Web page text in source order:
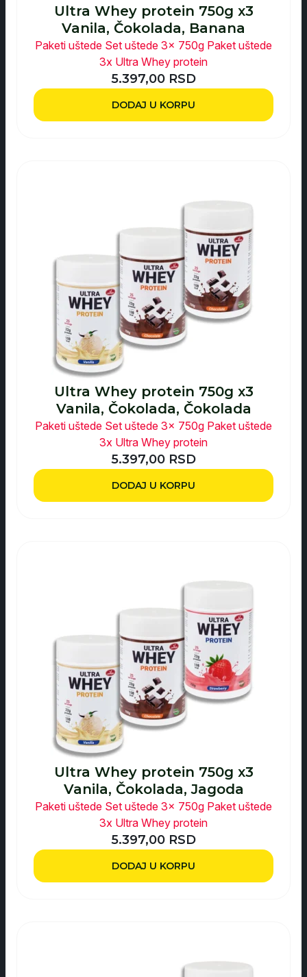
Ultra Whey protein 750g x3
Vanila, Čokolada, Banana
Paketi uštede Set uštede 3x 750g Paket uštede
3x Ultra Whey protein
5.397,00 RSD
DODAJ U KORPU
Ultra Whey protein 750g x3
Vanila, Čokolada, Čokolada
Paketi uštede Set uštede 3x 750g Paket uštede
3x Ultra Whey protein
5.397,00 RSD
DODAJ U KORPU
Ultra Whey protein 750g x3
Vanila, Čokolada, Jagoda
Paketi uštede Set uštede 3x 750g Paket uštede
3x Ultra Whey protein
5.397,00 RSD
DODAJ U KORPU